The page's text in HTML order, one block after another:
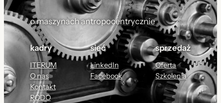
o maszynach antropocentrycznie
kadry
ITERUM
O nas
Kontakt
RODO
sieć
LinkedIn
Facebook
sprzedaż
Oferta
Szkolenia